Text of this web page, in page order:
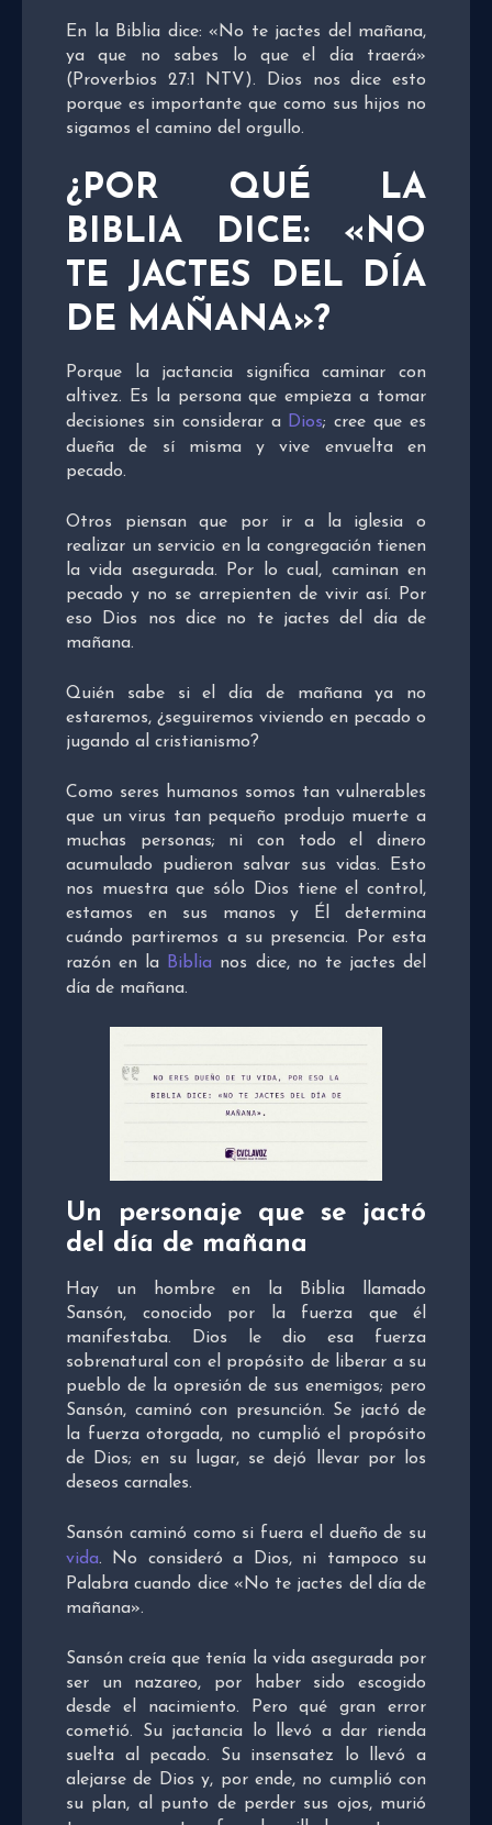
En la Biblia dice: «No te jactes del mañana,
ya que no sabes lo que el día traerá»
(Proverbios 27:1 NTV). Dios nos dice esto
porque es importante que como sus hijos no
sigamos el camino del orgullo.
¿POR QUÉ LA
BIBLIA DICE: «NO
TE JACTES DEL DÍA
DE MAÑANA»?
Porque la jactancia significa caminar con
altivez. Es la persona que empieza a tomar
decisiones sin considerar a Dios; cree que es
dueña de sí misma y vive envuelta en
pecado.
Otros piensan que por ir a la iglesia o
realizar un servicio en la congregación tienen
la vida asegurada. Por lo cual, caminan en
pecado y no se arrepienten de vivir así. Por
eso Dios nos dice no te jactes del día de
mañana.
Quién sabe si el día de mañana ya no
estaremos, ¿seguiremos viviendo en pecado o
jugando al cristianismo?
Como seres humanos somos tan vulnerables
que un virus tan pequeño produjo muerte a
muchas personas; ni con todo el dinero
acumulado pudieron salvar sus vidas. Esto
nos muestra que sólo Dios tiene el control,
estamos en sus manos y Él determina
cuándo partiremos a su presencia. Por esta
razón en la
Biblia nos dice, no te jactes del
día de mañana.
Un personaje que se jactó
del día de mañana
Hay un hombre en la Biblia llamado
Sansón, conocido por la fuerza que él
manifestaba. Dios le dio esa fuerza
sobrenatural con el propósito de liberar a su
pueblo de la opresión de sus enemigos; pero
Sansón, caminó con presunción. Se jactó de
la fuerza otorgada, no cumplió el propósito
de Dios; en su lugar, se dejó llevar por los
deseos carnales.
Sansón caminó como si fuera el dueño de su
vida. No consideró a Dios, ni tampoco su
Palabra cuando dice «No te jactes del día de
mañana».
Sansón creía que tenía la vida asegurada por
ser un nazareo, por haber sido escogido
desde el nacimiento. Pero qué gran error
cometió. Su jactancia lo llevó a dar rienda
suelta al pecado. Su insensatez lo llevó a
alejarse de Dios y, por ende, no cumplió con
su plan, al punto de perder sus ojos, murió